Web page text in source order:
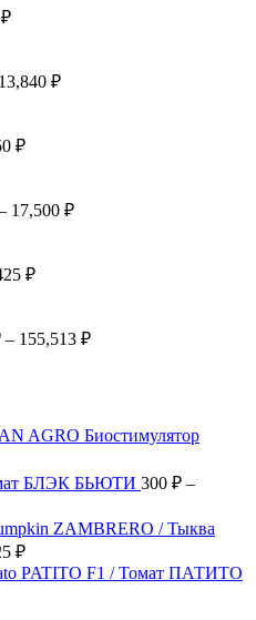
₽
13,840 ₽Диапазон
₽Диапазон
–
17,500 ₽Диапазон
₽Диапазон
–
– 155,513 ₽Диапазон
Биостимулятор
БЛЭК БЬЮТИ 300 ₽ –
ZAMBRERO / Тыква
₽Диапазон
цен:
PATITO F1 / Томат ПАТИТО